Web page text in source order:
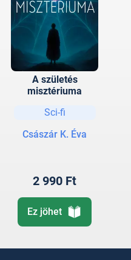
A születés
misztériuma
Sci-fi
Császár K. Éva
2 990 Ft
Ez jöhet